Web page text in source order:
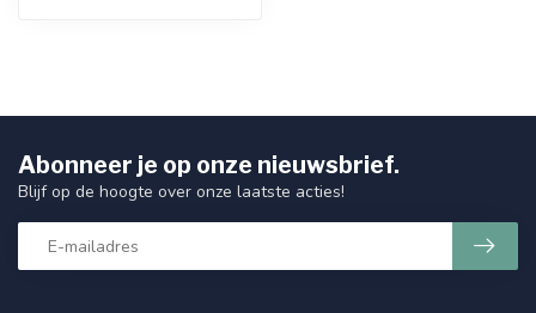
Abonneer je op onze nieuwsbrief.
Blijf op de hoogte over onze laatste acties!